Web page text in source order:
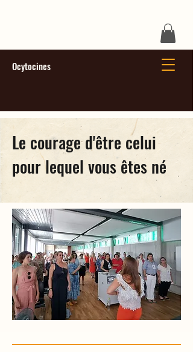
Ocytocines
Le courage d'être celui
pour lequel vous êtes né